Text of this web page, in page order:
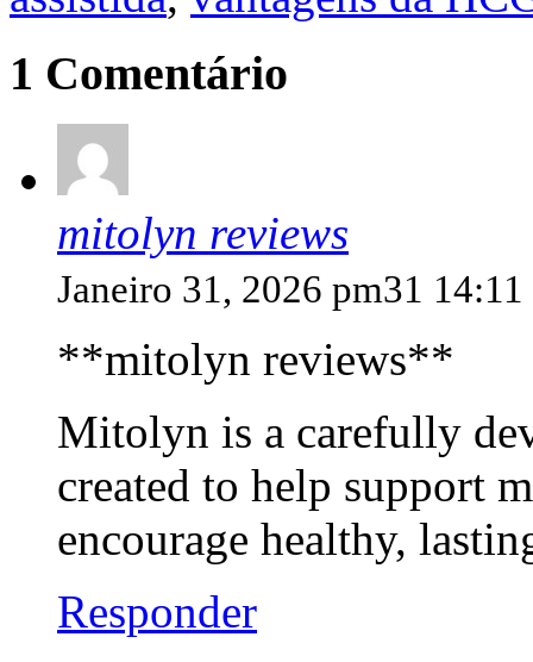
1 Comentário
mitolyn reviews
Janeiro 31, 2026 pm31 14:11
**mitolyn reviews**
Mitolyn is a carefully
created to help support
encourage healthy,
Responder